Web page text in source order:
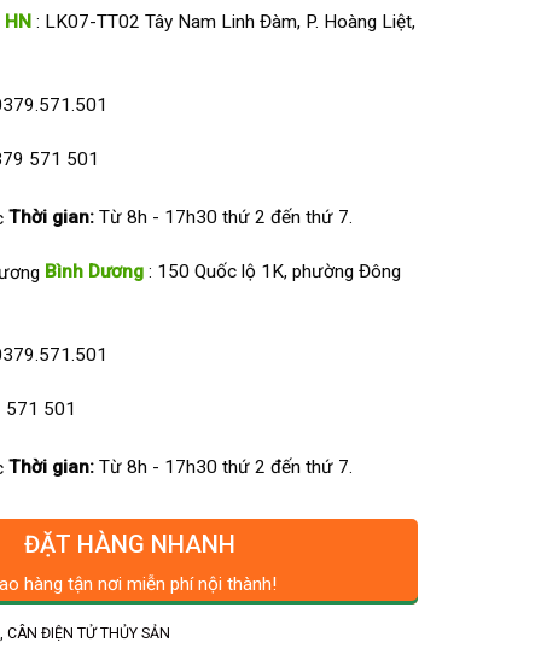
HN: LK07-TT02 Tây Nam Linh Đàm, P. Hoàng Liệt,
571 501
Thời gian:Từ 8h - 17h30 thứ 2 đến thứ 7.
Bình Dương: 150 Quốc lộ 1K, phường Đông
501
Thời gian:Từ 8h - 17h30 thứ 2 đến thứ 7.
ĐẶT HÀNG NHANH
hàng tận nơi miễn phí nội thành!
,CÂN ĐIỆN TỬ THỦY SẢN